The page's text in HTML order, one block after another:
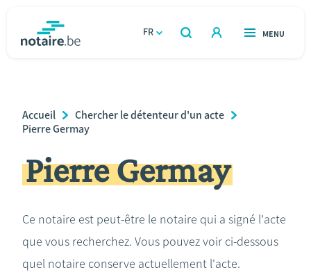
FR
OUVERT
RECHERCHER
OUVERT
MENU
Relations et vivre ensemble
Héritage et donations
Le notaire
Breadcrumb
Accueil
Chercher le détenteur d'un acte
Pierre Germay
Pierre Germay
Ce notaire est peut-être le notaire qui a signé l'acte
que vous recherchez. Vous pouvez voir ci-dessous
quel notaire conserve actuellement l'acte.